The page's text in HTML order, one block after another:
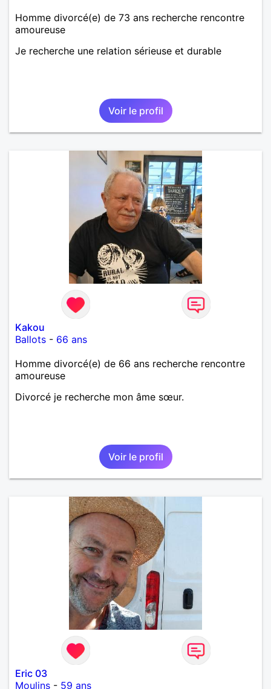
Homme divorcé(e) de 73 ans recherche rencontre
amoureuse
Je recherche une relation sérieuse et durable
Voir le profil
Kakou
Ballots - 66 ans
Homme divorcé(e) de 66 ans recherche rencontre
amoureuse
Divorcé je recherche mon âme sœur.
Voir le profil
Eric 03
Moulins - 59 ans